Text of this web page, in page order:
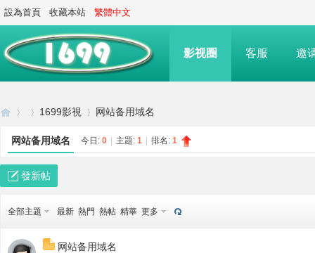
設為首頁 收藏本站 繁體中文
影视圈 客服 邀
16» ›
1699影視 网站备用域名
网站备用域名 今日: 0 主題: 1 排名: 1
發新帖
全部主題 最新 熱門 熱帖 精華 更多
网站备用域名